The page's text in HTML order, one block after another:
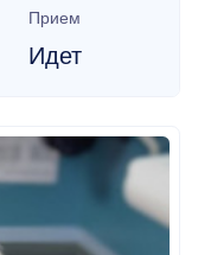
Прием
Идет